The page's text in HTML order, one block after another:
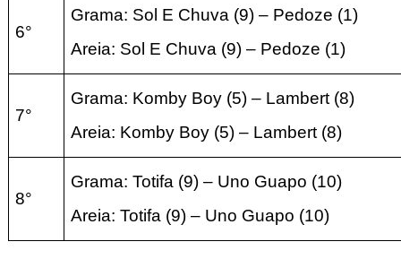
6°
Grama: Sol E Chuva (9) – Pedoze (1)
Areia: Sol E Chuva (9) – Pedoze (1)
7°
Grama: Komby Boy (5) – Lambert (8)
Areia: Komby Boy (5) – Lambert (8)
8°
Grama: Totifa (9) – Uno Guapo (10)
Areia: Totifa (9) – Uno Guapo (10)